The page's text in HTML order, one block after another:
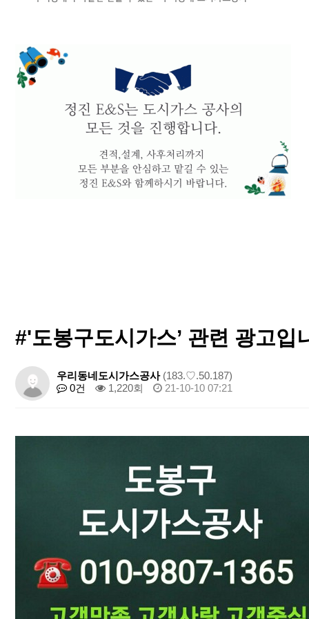
#'도봉구도시가스’ 관련 광고입
우리동네도시가스공사(183.♡.50.187)
0건
1,220회 21-10-10 07:21